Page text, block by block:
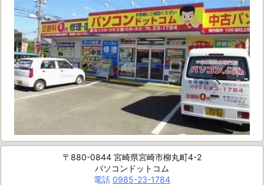
〒880-0844 宮崎県宮崎市柳丸町4-2
パソコンドットコム
電話 0985-23-1784